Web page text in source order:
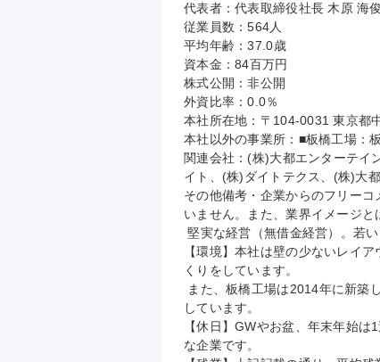
代表者：代表取締役社長 木原 海俊
従業員数：564人
平均年齢：37.0歳
資本金：84百万円
株式公開：非公開
外資比率：0.0％
本社所在地：〒104-0031 東京都
本社以外の事業所：■板橋工場：
関連会社：(株)大都エンターテイ
イト、(株)ダイトテクス、(株)大
その他備考・企業からのフリー
いません。また、業界イメージと
堅実な経営（無借金経営）。若いうちから仕事を任され、自由に仕事をできる雰囲気があります。
【環境】本社は壁の少ないレイ
くりをしています。
しています。
【休日】GWやお盆、年末年始
な企業です。